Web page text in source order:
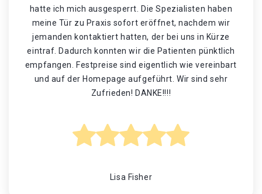
hatte ich mich ausgesperrt. Die Spezialisten haben
meine Tür zu Praxis sofort eröffnet, nachdem wir
jemanden kontaktiert hatten, der bei uns in Kürze
eintraf. Dadurch konnten wir die Patienten pünktlich
empfangen. Festpreise sind eigentlich wie vereinbart
und auf der Homepage aufgeführt. Wir sind sehr
Zufrieden! DANKE!!!!
Lisa Fisher